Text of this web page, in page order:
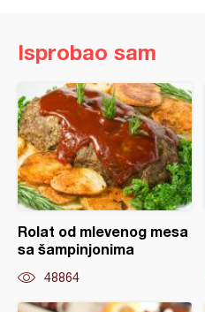
Isprobao sam
Rolat od mlevenog mesa
sa šampinjonima
48864